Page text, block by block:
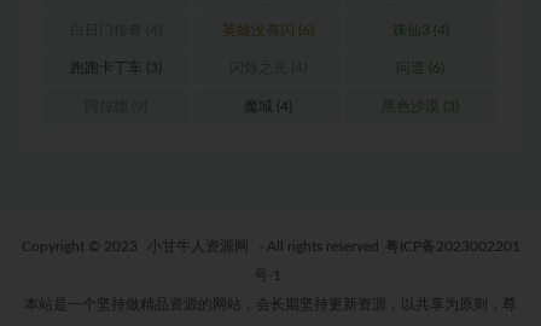
英雄没有闪 (6) 诛仙3 (4)
跑跑卡丁车 (3) 问道 (6)
魔域 (4) 黑色沙漠 (3)
Copyright © 2023 小甘牛人资源网 - All rights reserved
粤ICP备2023002201
号-1
本站是一个坚持做精品资源的网站，会长期坚持更新资源，以共享为原则，尊